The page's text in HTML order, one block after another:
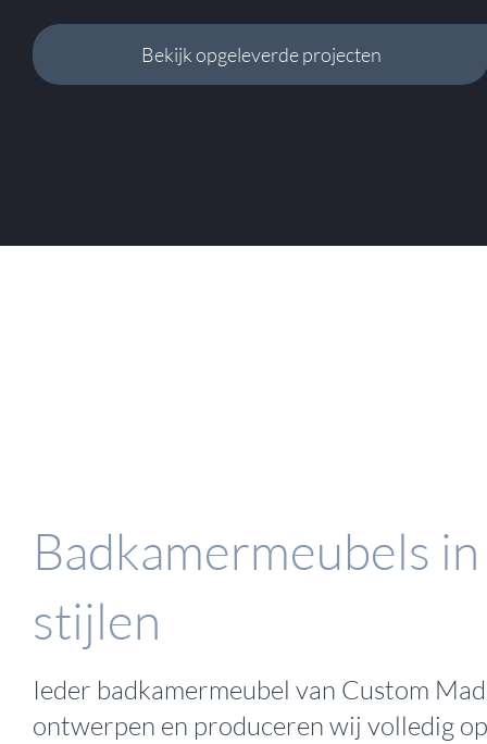
Bekijk opgeleverde projecten
Badkamermeubels
stijlen
Ieder badkamermeubel van Custom
ontwerpen en produceren wij volledig